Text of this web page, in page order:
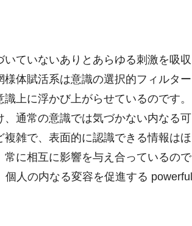
ていないありとあらゆる刺激を吸収
体賦活系は意識の選択的フィルター
上に浮かび上がらせているのです。
通常の意識では気づかない内なる可
雑で、表面的に認識できる情報はほ
に相互に影響を与え合っているので
人の内なる変容を促進する powerful